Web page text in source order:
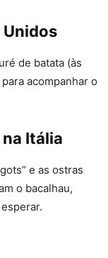
Unidos
de batata (às
acompanhar o
na Itália
e as ostras
o bacalhau,